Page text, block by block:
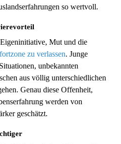
so wertvoll.
Mut und die
zu verlassen. Junge
unbekannten
aus völlig unterschiedlichen
Genau diese Offenheit,
werden von
geschätzt.